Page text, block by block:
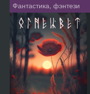
Фантастика, фэнтези